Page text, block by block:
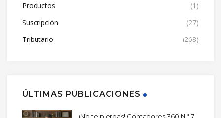
Productos
(1)
Suscripción
(27)
Tributario
(268)
ÚLTIMAS PUBLICACIONES
¡No te pierdas! Contadores 360 N.° 7